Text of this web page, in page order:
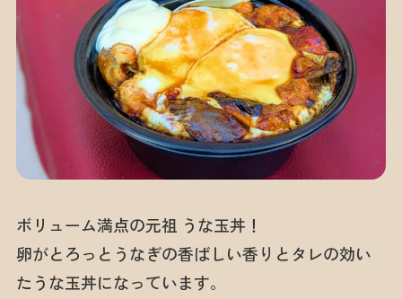
ボリューム満点の元祖 うな玉丼！
卵がとろっとうなぎの香ばしい香りとタレの効い
たうな玉丼になっています。